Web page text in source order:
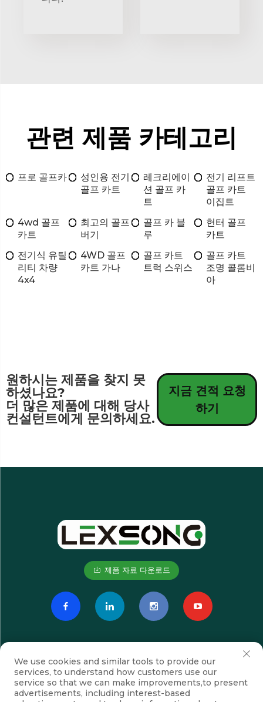
관련 제품 카테고리
프로 골프카
성인용 전기
골프 카트
레크리에이
션 골프 카
트
전기 리프트
골프 카트
이집트
4wd 골프
카트
최고의 골프
버기
골프 카 블
루
헌터 골프
카트
전기식 유틸
리티 차량
4x4
4WD 골프
카트 가나
골프 카트
트럭 스위스
골프 카트
조명 콜롬비
아
원하시는 제품을 찾지 못
하셨나요?
더 많은 제품에 대해 당사
컨설턴트에게 문의하세요.
지금 견적 요청
하기
제품 자료 다운로드
We use cookies and similar tools to provide our
services, to understand how customers use our
service so that we can make improvements,to present
advertisements, including interest-based